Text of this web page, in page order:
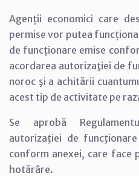
Agenții economici care
permise vor putea
de funcționare emise
acordarea autorizaţiei de
noroc şi a achitării
acest tip de activitate pe
Se aprobă
autorizaţiei de
conform anexei, care face
hotărâre.